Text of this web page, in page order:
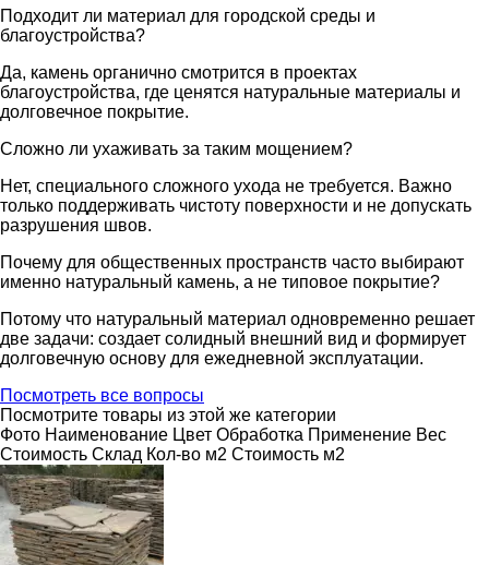
Подходит ли материал для городской среды и
благоустройства?
Да, камень органично смотрится в проектах
благоустройства, где ценятся натуральные материалы и
долговечное покрытие.
Сложно ли ухаживать за таким мощением?
Нет, специального сложного ухода не требуется. Важно
только поддерживать чистоту поверхности и не допускать
разрушения швов.
Почему для общественных пространств часто выбирают
именно натуральный камень, а не типовое покрытие?
Потому что натуральный материал одновременно решает
две задачи: создает солидный внешний вид и формирует
долговечную основу для ежедневной эксплуатации.
Посмотреть все вопросы
Посмотрите товары из этой же категории
Фото Наименование Цвет Обработка Применение Вес
Cтоимость Склад Кол-во м2 Стоимость м2